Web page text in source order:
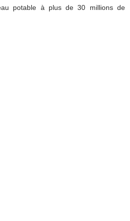
potable à plus de 30 millions de